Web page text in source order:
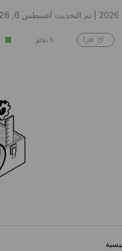
تم التحديث أغسطس 6, 2026
اقرأ 5 دقائق